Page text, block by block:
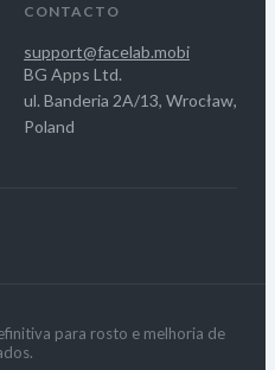
CONTACTO
support@facelab.mobi
BG Apps Ltd.
ul. Banderia 2A/13, Wrocław,
Poland
para rosto e melhoria de